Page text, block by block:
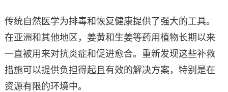
传统自然医学为排毒和恢复健康提供了强大的工具。
在亚洲和其他地区，姜黄和生姜等药用植物长期以来
一直被用来对抗炎症和促进愈合。重新发现这些补救
措施可以提供负担得起且有效的解决方案，特别是在
资源有限的环境中。